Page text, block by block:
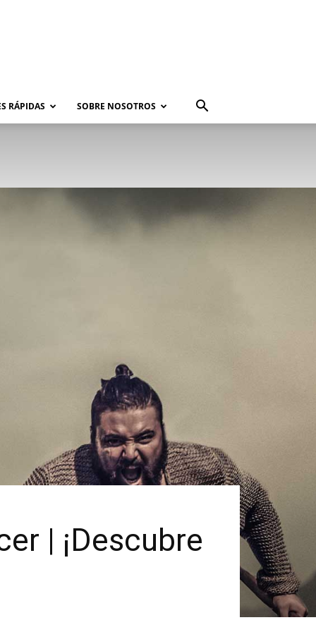
RÁPIDAS SOBRE NOSOTROS
| ¡Descubre